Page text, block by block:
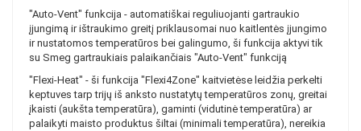
"Auto-Vent" funkcija - automatiškai reguliuojanti gartraukio
įjungimą ir ištraukimo greitį priklausomai nuo kaitlentės įjungimo
ir nustatomos temperatūros bei galingumo, ši funkcija aktyvi tik
su Smeg gartraukiais palaikančiais "Auto-Vent" funkciją
"Flexi-Heat" - ši funkcija "Flexi4Zone" kaitvietėse leidžia perkelti
keptuves tarp trijų iš anksto nustatytų temperatūros zonų, greitai
įkaisti (aukšta temperatūra), gaminti (vidutinė temperatūra) ar
palaikyti maisto produktus šiltai (minimali temperatūra), nereikia